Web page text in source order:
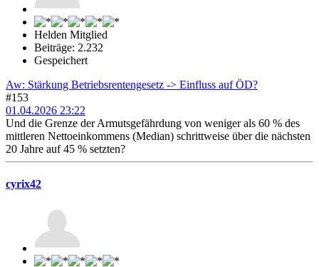
Helden Mitglied
Beiträge: 2.232
Gespeichert
Aw: Stärkung Betriebsrentengesetz -> Einfluss auf ÖD?
#153
01.04.2026 23:22
Und die Grenze der Armutsgefährdung von weniger als 60 % des
mittleren Nettoeinkommens (Median) schrittweise über die nächsten
20 Jahre auf 45 % setzten?
cyrix42